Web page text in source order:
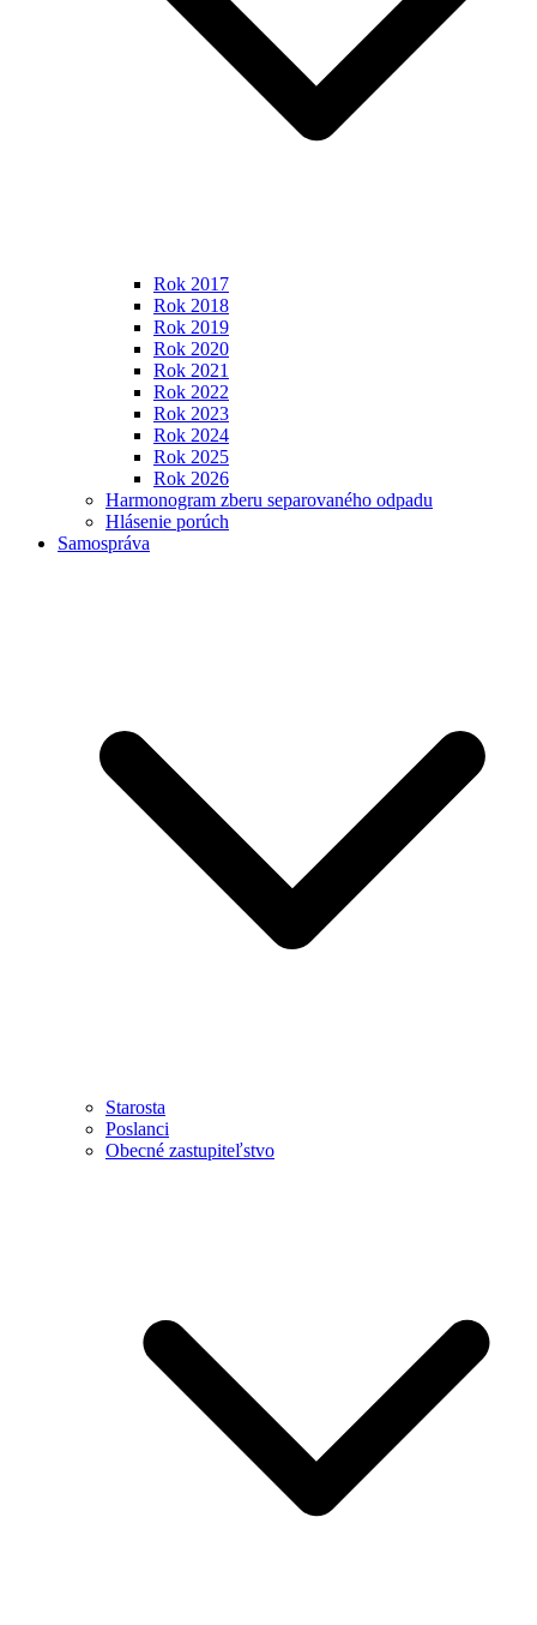
Rok 2017
Rok 2018
Rok 2019
Rok 2020
Rok 2021
Rok 2022
Rok 2023
Rok 2024
Rok 2025
Rok 2026
Harmonogram zberu separovaného odpadu
Hlásenie porúch
Samospráva
Starosta
Poslanci
Obecné zastupiteľstvo